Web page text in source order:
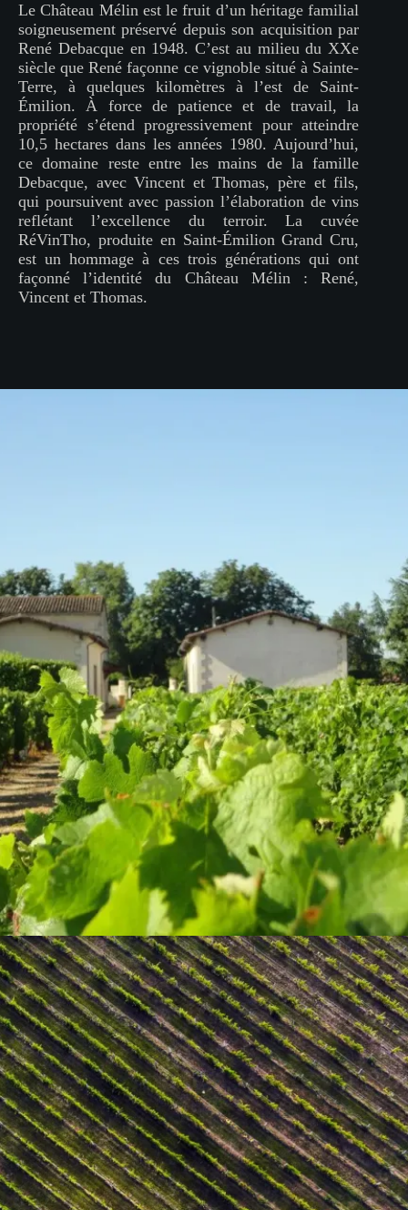
Le Château Mélin est le fruit d’un héritage familial
soigneusement préservé depuis son acquisition par
René Debacque en 1948. C’est au milieu du XXe
siècle que René façonne ce vignoble situé à Sainte-
Terre, à quelques kilomètres à l’est de Saint-
Émilion. À force de patience et de travail, la
propriété s’étend progressivement pour atteindre
10,5 hectares dans les années 1980. Aujourd’hui,
ce domaine reste entre les mains de la famille
Debacque, avec Vincent et Thomas, père et fils,
qui poursuivent avec passion l’élaboration de vins
reflétant l’excellence du terroir. La cuvée
RéVinTho, produite en Saint-Émilion Grand Cru,
est un hommage à ces trois générations qui ont
façonné l’identité du Château Mélin : René,
Vincent et Thomas.